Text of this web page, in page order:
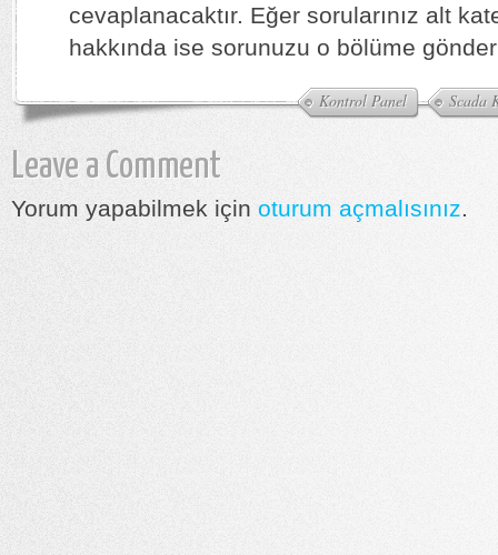
Kontrol Panel Scada
cevaplanacaktır. Eğer sorularınız alt
hakkında ise sorunuzu o bölüme
Leave a Comment
Yorum yapabilmek için oturum açmalısınız.